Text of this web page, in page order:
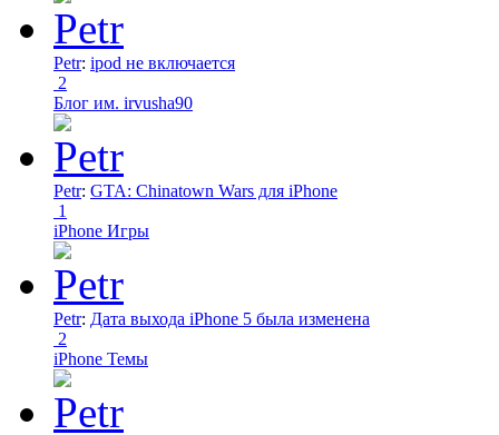
Petr: ipod не включается
2
Блог им. irvusha90
Petr: GTA: Chinatown Wars для iPhone
1
iPhone Игры
Petr: Дата выхода iPhone 5 была изменена
2
iPhone Темы